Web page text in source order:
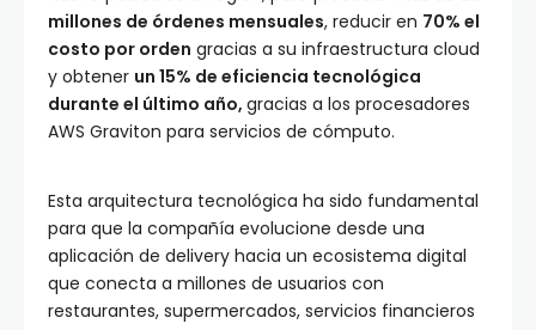
millones de órdenes mensuales, reducir en 70% el
costo por orden gracias a su infraestructura cloud
y obtener un 15% de eficiencia tecnológica
durante el último año, gracias a los procesadores
AWS Graviton para servicios de cómputo.
Esta arquitectura tecnológica ha sido fundamental
para que la compañía evolucione desde una
aplicación de delivery hacia un ecosistema digital
que conecta a millones de usuarios con
restaurantes, supermercados, servicios financieros